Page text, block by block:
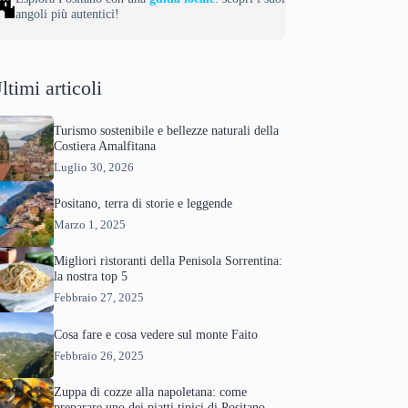
angoli più autentici!
articoli
Turismo sostenibile e bellezze naturali della
Costiera Amalfitana
Luglio 30, 2026
Positano, terra di storie e leggende
Marzo 1, 2025
Migliori ristoranti della Penisola Sorrentina:
la nostra top 5
Febbraio 27, 2025
Cosa fare e cosa vedere sul monte Faito
Febbraio 26, 2025
Zuppa di cozze alla napoletana: come